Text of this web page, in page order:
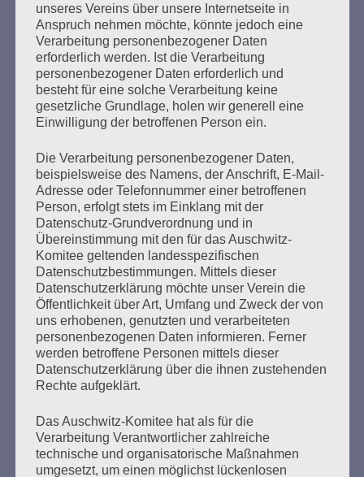
Erstellt am20. Februar 2024
Ilse hat wichtige Spuren hinterlassen. Wir danken ihr für
ihr unermüdliches kämpferisches, antifaschistisches
Engagement und trauern mit ihrer Familie. Wir werden
sie sehr vermissen.
mehr ...
Seitennummerierung
der
Beiträge
Zurück 5 Weiter
Wer gegen Nazis kämpft, kann sich auf den Staat
nicht verlassen.
unseres Vereins über unsere Internetseite in
Anspruch nehmen möchte, könnte jedoch eine
Verarbeitung personenbezogener Daten
erforderlich werden. Ist die Verarbeitung
personenbezogener Daten erforderlich und
besteht für eine solche Verarbeitung keine
gesetzliche Grundlage, holen wir generell eine
Einwilligung der betroffenen Person ein.
Die Verarbeitung personenbezogener Daten,
beispielsweise des Namens, der Anschrift, E-Mail-
Adresse oder Telefonnummer einer betroffenen
Person, erfolgt stets im Einklang mit der
Datenschutz-Grundverordnung und in
Übereinstimmung mit den für das Auschwitz-
Komitee geltenden landesspezifischen
Datenschutzbestimmungen. Mittels dieser
Datenschutzerklärung möchte unser Verein die
Öffentlichkeit über Art, Umfang und Zweck der von
uns erhobenen, genutzten und verarbeiteten
personenbezogenen Daten informieren. Ferner
werden betroffene Personen mittels dieser
Datenschutzerklärung über die ihnen zustehenden
Rechte aufgeklärt.
Das Auschwitz-Komitee hat als für die
Verarbeitung Verantwortlicher zahlreiche
technische und organisatorische Maßnahmen
umgesetzt, um einen möglichst lückenlosen